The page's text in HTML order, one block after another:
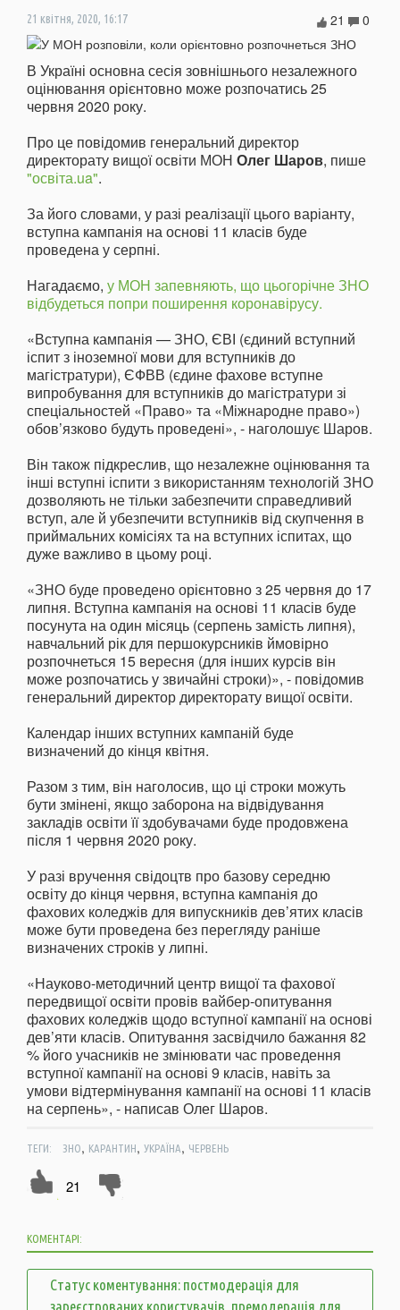
21 квітня, 2020, 16:17 0
21
В Україні основна сесія зовнішнього незалежного
оцінювання орієнтовно може розпочатись 25
червня 2020 року.
Про це повідомив генеральний директор
директорату вищої освіти МОН Олег Шаров, пише
"освіта.ua".
За його словами, у разі реалізації цього варіанту,
вступна кампанія на основі 11 класів буде
проведена у серпні.
Нагадаємо, у МОН запевняють, що цьогорічне ЗНО
відбудеться попри поширення коронавірусу.
«Вступна кампанія — ЗНО, ЄВІ (єдиний вступний
іспит з іноземної мови для вступників до
магістратури), ЄФВВ (єдине фахове вступне
випробування для вступників до магістратури зі
спеціальностей «Право» та «Міжнародне право»)
обов’язково будуть проведені», - наголошує Шаров.
Він також підкреслив, що незалежне оцінювання та
інші вступні іспити з використанням технологій ЗНО
дозволяють не тільки забезпечити справедливий
вступ, але й убезпечити вступників від скупчення в
приймальних комісіях та на вступних іспитах, що
дуже важливо в цьому році.
«ЗНО буде проведено орієнтовно з 25 червня до 17
липня. Вступна кампанія на основі 11 класів буде
посунута на один місяць (серпень замість липня),
навчальний рік для першокурсників ймовірно
розпочнеться 15 вересня (для інших курсів він
може розпочатись у звичайні строки)», - повідомив
генеральний директор директорату вищої освіти.
Календар інших вступних кампаній буде
визначений до кінця квітня.
Разом з тим, він наголосив, що ці строки можуть
бути змінені, якщо заборона на відвідування
закладів освіти її здобувачами буде продовжена
після 1 червня 2020 року.
У разі вручення свідоцтв про базову середню
освіту до кінця червня, вступна кампанія до
фахових коледжів для випускників дев’ятих класів
може бути проведена без перегляду раніше
визначених строків у липні.
«Науково-методичний центр вищої та фахової
передвищої освіти провів вайбер-опитування
фахових коледжів щодо вступної кампанії на основі
дев’яти класів. Опитування засвідчило бажання 82
% його учасників не змінювати час проведення
вступної кампанії на основі 9 класів, навіть за
умови відтермінування кампанії на основі 11 класів
на серпень», - написав Олег Шаров.
ТЕГИ: ЗНО, КАРАНТИН, УКРАЇНА, ЧЕРВЕНЬ
21
КОМЕНТАРІ:
Статус коментування: постмодерація для
зареєстрованих користувачів, премодерація для